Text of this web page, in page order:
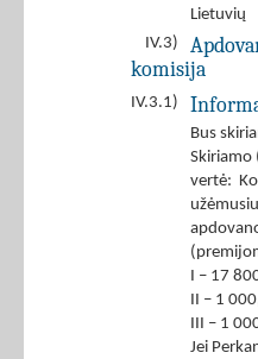
Lietuvių
IV.3)
komisija
IV.3.1)
Bus
Skiriamo
vertė:
I – 17
II – 1
III – 1
Jei